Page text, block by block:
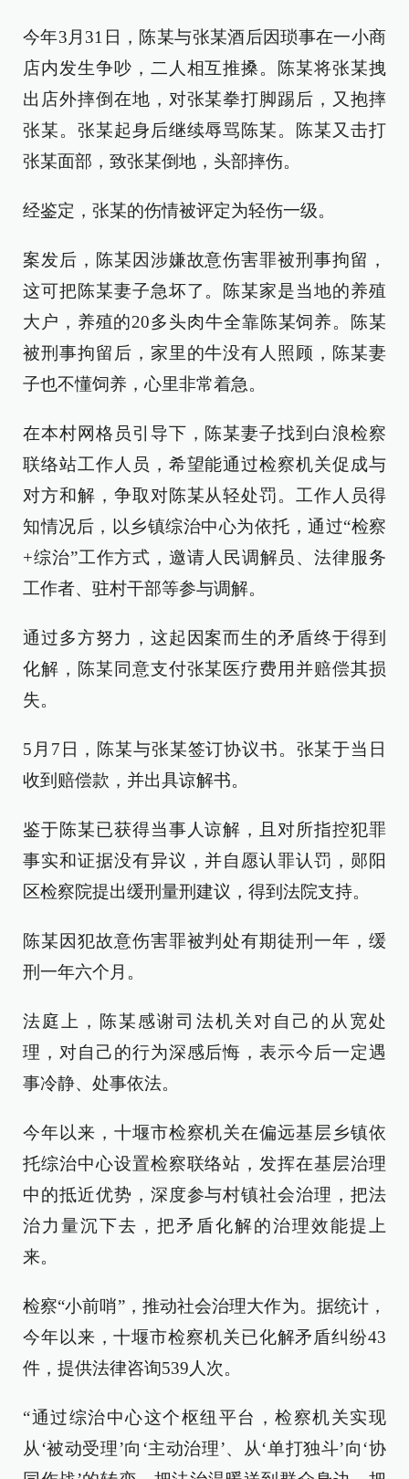
今年3月31日，陈某与张某酒后因琐事在一小商
店内发生争吵，二人相互推搡。陈某将张某拽
出店外摔倒在地，对张某拳打脚踢后，又抱摔
张某。张某起身后继续辱骂陈某。陈某又击打
张某面部，致张某倒地，头部摔伤。
经鉴定，张某的伤情被评定为轻伤一级。
案发后，陈某因涉嫌故意伤害罪被刑事拘留，
这可把陈某妻子急坏了。陈某家是当地的养殖
大户，养殖的20多头肉牛全靠陈某饲养。陈某
被刑事拘留后，家里的牛没有人照顾，陈某妻
子也不懂饲养，心里非常着急。
在本村网格员引导下，陈某妻子找到白浪检察
联络站工作人员，希望能通过检察机关促成与
对方和解，争取对陈某从轻处罚。工作人员得
知情况后，以乡镇综治中心为依托，通过“检察
+综治”工作方式，邀请人民调解员、法律服务
工作者、驻村干部等参与调解。
通过多方努力，这起因案而生的矛盾终于得到
化解，陈某同意支付张某医疗费用并赔偿其损
失。
5月7日，陈某与张某签订协议书。张某于当日
收到赔偿款，并出具谅解书。
鉴于陈某已获得当事人谅解，且对所指控犯罪
事实和证据没有异议，并自愿认罪认罚，郧阳
区检察院提出缓刑量刑建议，得到法院支持。
陈某因犯故意伤害罪被判处有期徒刑一年，缓
刑一年六个月。
法庭上，陈某感谢司法机关对自己的从宽处
理，对自己的行为深感后悔，表示今后一定遇
事冷静、处事依法。
今年以来，十堰市检察机关在偏远基层乡镇依
托综治中心设置检察联络站，发挥在基层治理
中的抵近优势，深度参与村镇社会治理，把法
治力量沉下去，把矛盾化解的治理效能提上
来。
检察“小前哨”，推动社会治理大作为。据统计，
今年以来，十堰市检察机关已化解矛盾纠纷43
件，提供法律咨询539人次。
“通过综治中心这个枢纽平台，检察机关实现
从‘被动受理’向‘主动治理’、从‘单打独斗’向‘协